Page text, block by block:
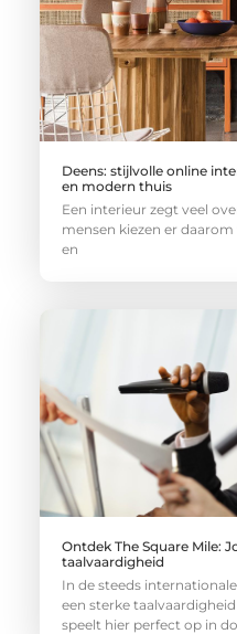
Deens: stijlvolle online
en modern thuis
Een interieur zegt veel
mensen kiezen er
en
Ontdek The Square Mile:
taalvaardigheid
In de steeds
een sterke
speelt hier perfect op in